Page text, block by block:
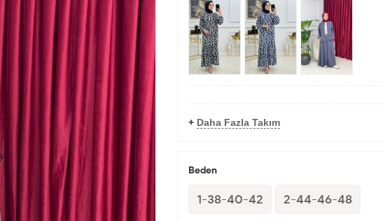
+ Daha Fazla Takım
Beden
1-38-40-42 2-44-46-48